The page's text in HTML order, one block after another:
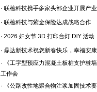
· 联检科技携手多家头部企业开展产
· 联检科技与紫金保险达成战略合作
· 2026 妇女节 3D 打印台灯 DIY 活动
· 鼎达新技术祝您新春快乐，幸福安康
· 《工字型预应力混凝土板桩支护桩
工作会
· 《公路改性地聚合物注浆加固技术